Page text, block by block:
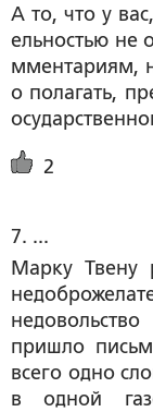
А то, что у
ельностью не
мментариям,
о полагать,
2
7. ...
Марку Твену
пришло
всего одно
в одной